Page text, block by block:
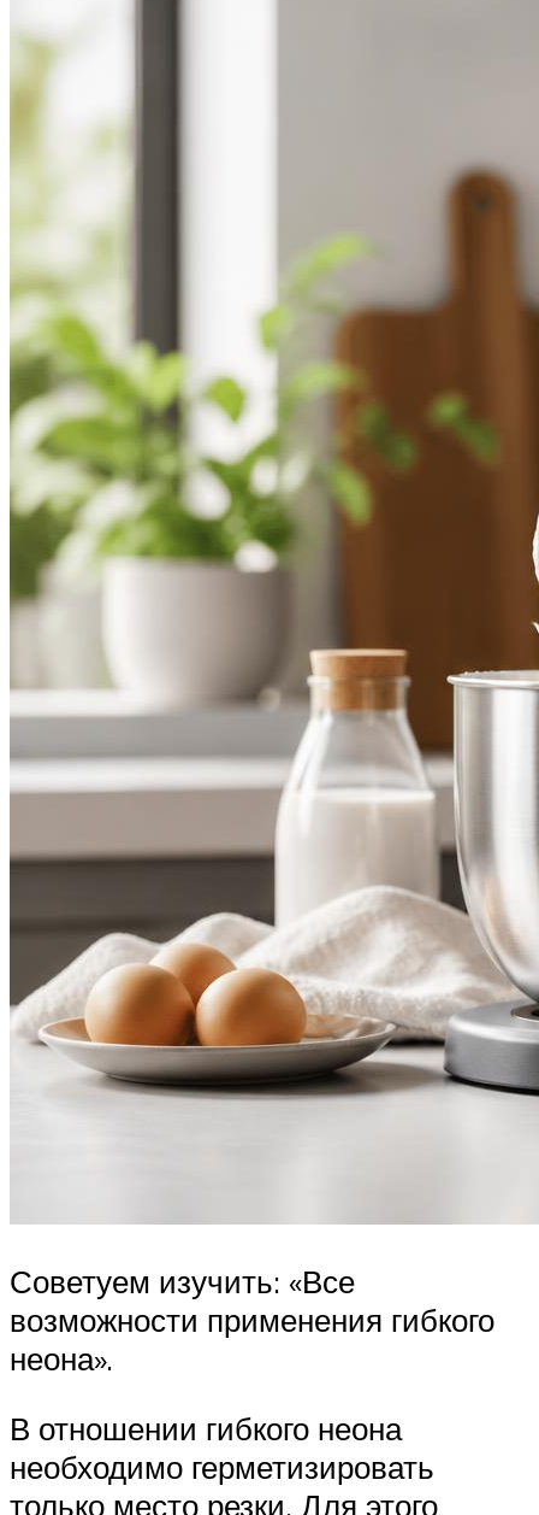
Советуем изучить: «Все
возможности применения гибкого
неона».
В отношении гибкого неона
необходимо герметизировать
только место резки. Для этого